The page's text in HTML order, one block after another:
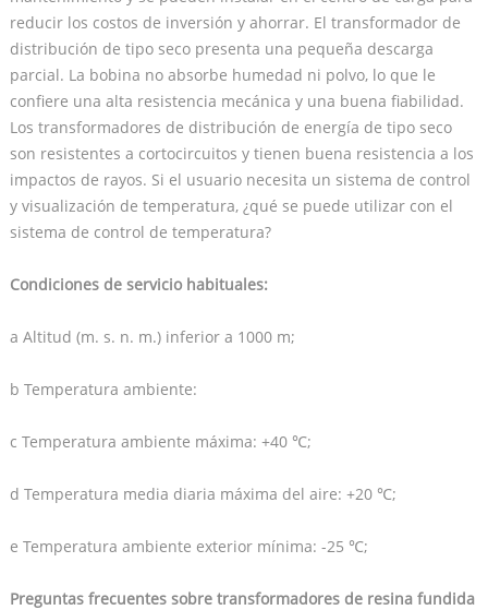
reducir los costos de inversión y ahorrar. El transformador de
distribución de tipo seco presenta una pequeña descarga
parcial. La bobina no absorbe humedad ni polvo, lo que le
confiere una alta resistencia mecánica y una buena fiabilidad.
Los transformadores de distribución de energía de tipo seco
son resistentes a cortocircuitos y tienen buena resistencia a los
impactos de rayos. Si el usuario necesita un sistema de control
y visualización de temperatura, ¿qué se puede utilizar con el
sistema de control de temperatura?
Condiciones de servicio habituales:
a Altitud (m. s. n. m.) inferior a 1000 m;
b Temperatura ambiente:
c Temperatura ambiente máxima: +40 ℃;
d Temperatura media diaria máxima del aire: +20 ℃;
e Temperatura ambiente exterior mínima: -25 ℃;
Preguntas frecuentes sobre transformadores de resina fundida